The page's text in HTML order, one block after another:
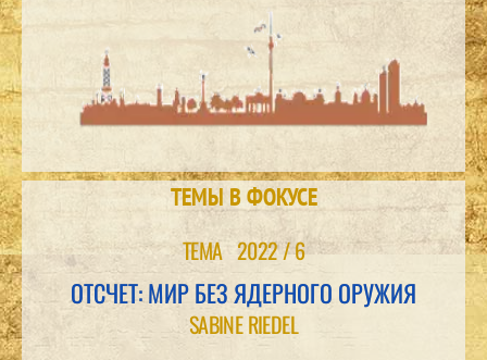
ТЕМЫ В ФОКУСЕ
ТЕМА 2022 / 6
ОТСЧЕТ: МИР БЕЗ ЯДЕРНОГО ОРУЖИЯ
SABINE RIEDEL